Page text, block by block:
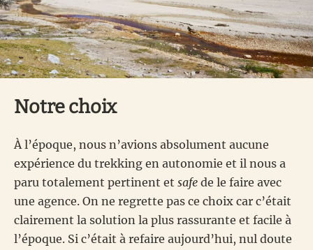
Notre choix
À l’époque, nous n’avions absolument aucune
expérience du trekking en autonomie et il nous a
paru totalement pertinent et safe de le faire avec
une agence. On ne regrette pas ce choix car c’était
clairement la solution la plus rassurante et facile à
l’époque. Si c’était à refaire aujourd’hui, nul doute